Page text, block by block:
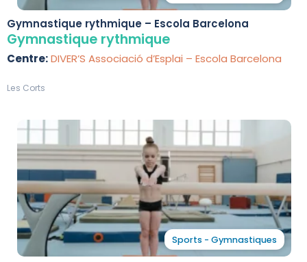
Gymnastique rythmique – Escola Barcelona
Gymnastique rythmique
Centre:DIVER’S Associació d’Esplai – Escola Barcelona
Les Corts
Sports - Gymnastiques